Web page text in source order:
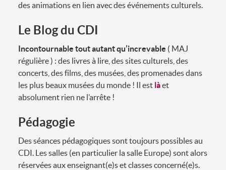
des animations en lien avec des événements culturels.
Le Blog du CDI
Incontournable tout autant qu’increvable ( MAJ
régulière ) : des livres à lire, des sites culturels, des
concerts, des films, des musées, des promenades dans
les plus beaux musées du monde ! Il est làet
absolument rien ne l’arrête !
Pédagogie
Des séances pédagogiques sont toujours possibles au
CDI. Les salles (en particulier la salle Europe) sont alors
réservées aux enseignant(e)s et classes concerné(e)s.